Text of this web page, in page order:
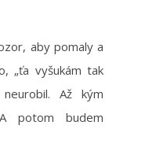
aby pomaly a
„ťa vyšukám tak
Až kým
potom budem